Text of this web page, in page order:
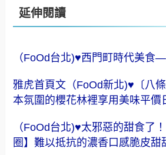
延伸閱讀
（FoOd台北)♥西門町時代美食
雅虎首頁文（FoOd新北)♥〔八
本氛圍的櫻花林裡享用美味平價
（FoOd台北)♥太邪惡的甜食了
圈】難以抵抗的濃香口感脆皮甜